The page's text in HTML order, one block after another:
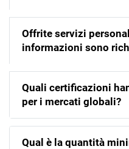
Offrite servizi
informazioni sono
Quali certificazioni
per i mercati globali?
Qual è la quantità